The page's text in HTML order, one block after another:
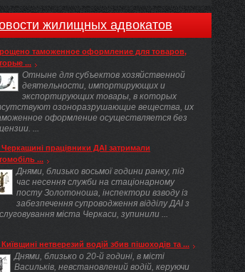
жилищных адвокатов
таможенное оформление для товаров,
...
Отныне для субъектов хозяйственной
деятельности, импортирующих и
экспортирующих товары, в которых
озоноразрушающие вещества, их
оформление осуществляется без
...
працівники ДАІ затримали
...
Днями, близько восьмої години ранку, під
час несення служби на стаціонарному
посту Золотоноша, інспектори взводу із
забезпечення супроводження відділу ДАІ з
міста Черкаси, зупинили ...
нетверезий водій збив пішоходів та ...
Днями, близько о 20-й годині, в місті
Васильків, невстановлений водій, керуючи